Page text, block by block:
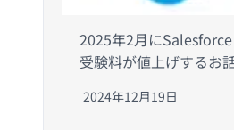
2025年2月に
受験料が値上げするお
2024年12月19日